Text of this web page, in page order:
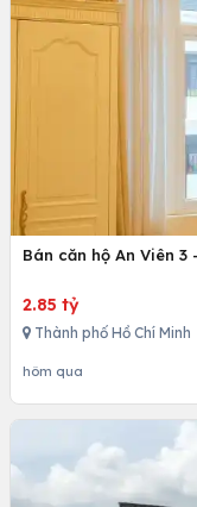
Bán căn hộ An Viên 3
2.85 tỷ
Thành phố Hồ Chí Minh
hôm qua